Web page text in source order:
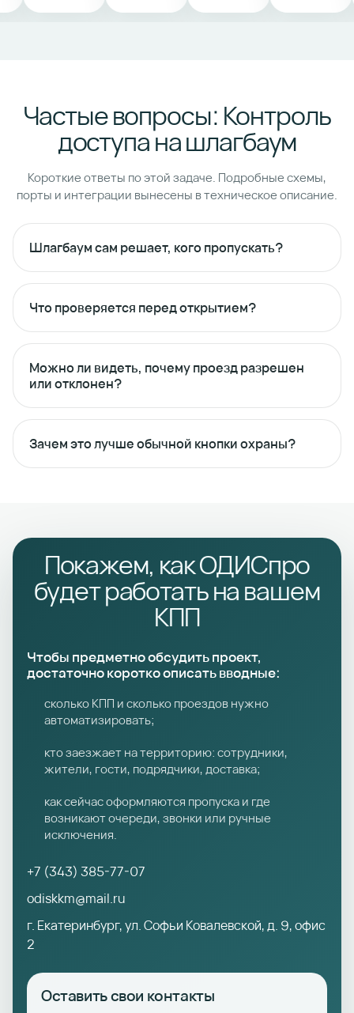
Частые вопросы: Контроль
доступа на шлагбаум
Короткие ответы по этой задаче. Подробные схемы,
порты и интеграции вынесены в техническое описание.
Шлагбаум сам решает, кого пропускать?
Что проверяется перед открытием?
Можно ли видеть, почему проезд разрешен
или отклонен?
Зачем это лучше обычной кнопки охраны?
Покажем, как ОДИСпро
будет работать на вашем
КПП
Чтобы предметно обсудить проект,
достаточно коротко описать вводные:
сколько КПП и сколько проездов нужно
автоматизировать;
кто заезжает на территорию: сотрудники,
жители, гости, подрядчики, доставка;
как сейчас оформляются пропуска и где
возникают очереди, звонки или ручные
исключения.
+7 (343) 385-77-07
odiskkm@mail.ru
г. Екатеринбург, ул. Софьи Ковалевской, д. 9, офис
2
Оставить свои контакты